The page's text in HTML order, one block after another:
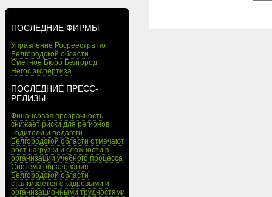
ПОСЛЕДНИЕ ФИРМЫ
Управление Росреестра по
Белгородской области
Сметное Бюро Белгород
Негос экспертиза
ПОСЛЕДНИЕ ПРЕСС-
РЕЛИЗЫ
Финансовая прозрачность
снижает риски для регионов
Родители и педагоги
Белгородской области отмечают
рост нагрузки и сложности в
организации учебного процесса
Система образования
Белгородской области
сталкивается с кадровыми и
организационными трудностями